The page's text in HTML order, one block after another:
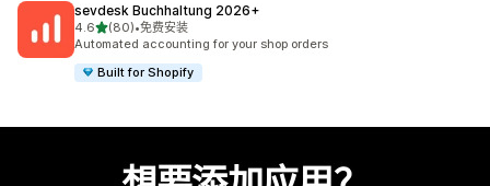
sevdesk Buchhaltung 2026+
4.6星（满分 5 星）
(80)
总共 80 条评论
•免费安装
Automated accounting for your shop orders
Built for Shopify